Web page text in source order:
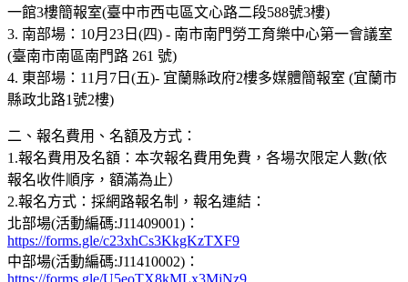
一館3樓簡報室(臺中市西屯區文心路二段588號3樓)
3. 南部場：10月23日(四) - 南市南門勞工育樂中心第一會議室
(臺南市南區南門路 261 號)
4. 東部場：11月7日(五)- 宜蘭縣政府2樓多媒體簡報室 (宜蘭市
縣政北路1號2樓)
二、報名費用、名額及方式：
1.報名費用及名額：本次報名費用免費，各場次限定人數(依
報名收件順序，額滿為止）
2.報名方式：採網路報名制，報名連結：
北部場(活動編碼:J11409001)：
https://forms.gle/c23xhCs3KkgKzTXF9
中部場(活動編碼:J11410002)：
https://forms.gle/U5eoTX8kMLx3MjNz9